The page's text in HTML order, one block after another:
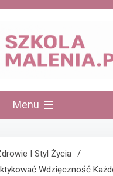
Menu
I Styl Życia
Wdzięczność